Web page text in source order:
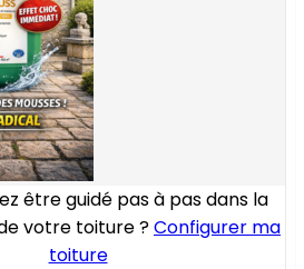
être guidé pas à pas dans la
votre toiture ?Configurer ma
toiture